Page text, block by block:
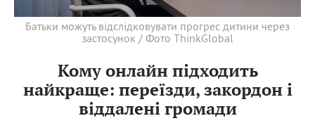
Батьки можуть відслідковувати прогрес дитини через
застосунок / Фото ThinkGlobal
Кому онлайн підходить
найкраще: переїзди, закордон і
віддалені громади